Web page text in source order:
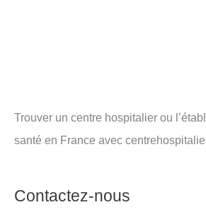
Trouver un centre hospitalier ou
santé en France avec
Contactez-nous